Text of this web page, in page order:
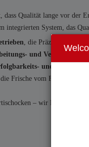
dass Qualität lange vor der
integrierten System, das
, die
und
und
Frische vom Feld bis zum
– wir liefern